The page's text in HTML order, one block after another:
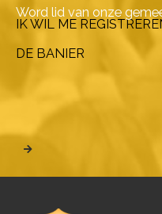
Word lid van onze
IK WIL ME
DE BANIER